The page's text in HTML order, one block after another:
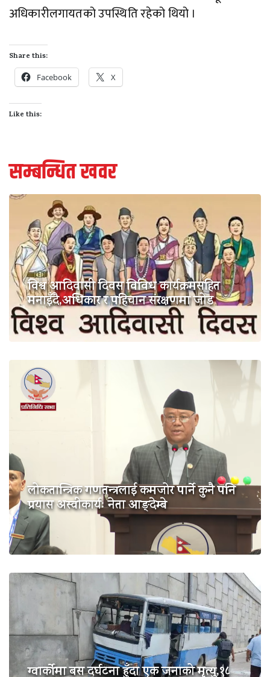
अधिकारीलगायतको उपस्थिति रहेको थियो ।
Share this:
Facebook X
Like this:
सम्बन्धित खवर
विश्व आदिवासी दिवस विविध कार्यक्रमसहित
मनाइँदै,अधिकार र पहिचान संरक्षणमा जोड
लोकतान्त्रिक गणतन्त्रलाई कमजोर पार्ने कुनै पनि
प्रयास अस्वीकार्यः नेता आङ्देम्बे
ग्वार्कोमा बस दुर्घटना हुँदा एक जनाको मृत्यु,१८